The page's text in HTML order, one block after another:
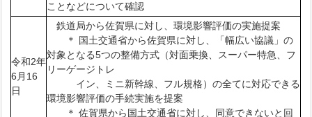
ことなどについて確認
令和2年
6月16
日
鉄道局から佐賀県に対し、環境影響評価の実施提案
＊ 国土交通省から佐賀県に対し、「幅広い協議」の
対象となる5つの整備方式（対面乗換、スーパー特急、フ
リーゲージトレ
イン、ミニ新幹線、フル規格）の全てに対応できる
環境影響評価の手続実施を提案
＊ 佐賀県から国土交通省に対し、同意できないと回